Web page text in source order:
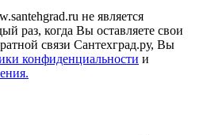
не является
раз, когда Вы оставляете свои
связи Сантехград.ру, Вы
конфиденциальности и